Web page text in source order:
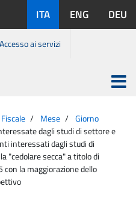
disponibili:
ITA ENG DEU
Accesso ai servizi
Apri
menu
Mese
Giorno
dagli studi di settore e
interessati dagli studi di
"cedolare secca" a titolo di
la maggiorazione dello